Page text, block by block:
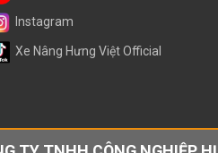
Instagram
Xe Nâng Hưng Việt Official